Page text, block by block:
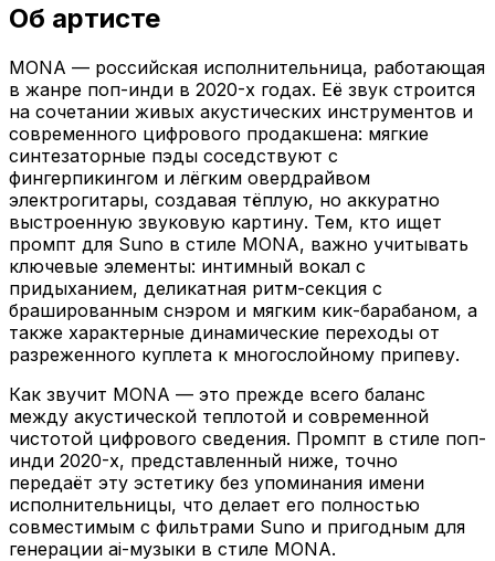
Об артисте
MONA — российская исполнительница, работающая
в жанре поп-инди в 2020-х годах. Её звук строится
на сочетании живых акустических инструментов и
современного цифрового продакшена: мягкие
синтезаторные пэды соседствуют с
фингерпикингом и лёгким овердрайвом
электрогитары, создавая тёплую, но аккуратно
выстроенную звуковую картину. Тем, кто ищет
промпт для Suno в стиле MONA, важно учитывать
ключевые элементы: интимный вокал с
придыханием, деликатная ритм-секция с
брашированным снэром и мягким кик-барабаном, а
также характерные динамические переходы от
разреженного куплета к многослойному припеву.
Как звучит MONA — это прежде всего баланс
между акустической теплотой и современной
чистотой цифрового сведения. Промпт в стиле поп-
инди 2020-х, представленный ниже, точно
передаёт эту эстетику без упоминания имени
исполнительницы, что делает его полностью
совместимым с фильтрами Suno и пригодным для
генерации ai-музыки в стиле MONA.